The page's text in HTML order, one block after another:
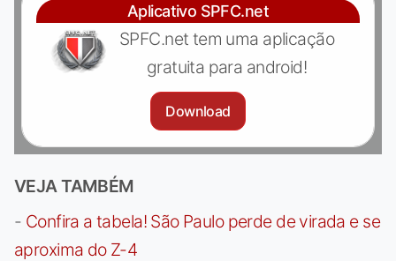
Aplicativo SPFC.net
SPFC.net tem uma aplicação
gratuita para android!
Download
VEJA TAMBÉM
- Confira a tabela! São Paulo perde de virada e se
aproxima do Z-4